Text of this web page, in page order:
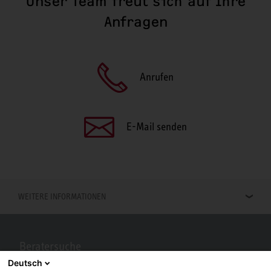
Anfragen
Anrufen
E-Mail senden
WEITERE INFORMATIONEN
Berater in Ihrer Nähe gesucht? Mit STIEBEL ELTRON kein Problem.
Deutsch